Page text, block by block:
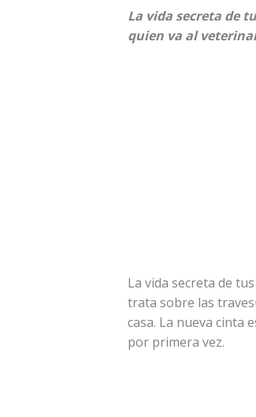
La vida secreta de
quien va al
La vida secreta de
trata sobre las
casa. La nueva cinta
por primera vez.